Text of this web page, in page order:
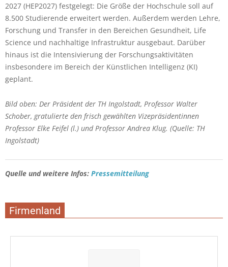
2027 (HEP2027) festgelegt: Die Größe der Hochschule soll auf
8.500 Studierende erweitert werden. Außerdem werden Lehre,
Forschung und Transfer in den Bereichen Gesundheit, Life
Science und nachhaltige Infrastruktur ausgebaut. Darüber
hinaus ist die Intensivierung der Forschungsaktivitäten
insbesondere im Bereich der Künstlichen Intelligenz (KI)
geplant.
Bild oben: Der Präsident der TH Ingolstadt, Professor Walter
Schober, gratulierte den frisch gewählten Vizepräsidentinnen
Professor Elke Feifel (l.) und Professor Andrea Klug. (Quelle: TH
Ingolstadt)
Quelle und weitere Infos: Pressemitteilung
Firmenland